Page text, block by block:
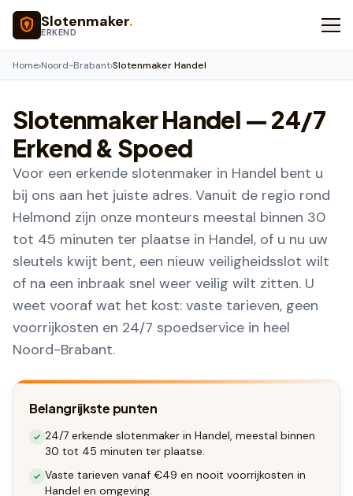
Naar hoofdinhoud
Slotenmaker.
ERKEND
Home›Noord-Brabant›Slotenmaker Handel
SlotenmakerHandel — 24/7
Erkend & Spoed
Voor een erkende slotenmaker in Handel bent u
bij ons aan het juiste adres. Vanuit de regio rond
Helmond zijn onze monteurs meestal binnen 30
tot 45 minuten ter plaatse in Handel, of u nu uw
sleutels kwijt bent, een nieuw veiligheidsslot wilt
of na een inbraak snel weer veilig wilt zitten. U
weet vooraf wat het kost: vaste tarieven, geen
voorrijkosten en 24/7 spoedservice in heel
Noord-Brabant.
Belangrijkste punten
24/7 erkende slotenmaker in Handel, meestal binnen
30 tot 45 minuten ter plaatse.
Vaste tarieven vanaf €49 en nooit voorrijkosten in
Handel en omgeving.